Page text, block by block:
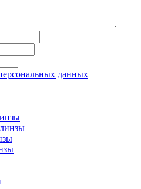
данных